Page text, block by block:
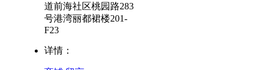
道前海社区桃园路283
号港湾丽都裙楼201-
F23
详情：